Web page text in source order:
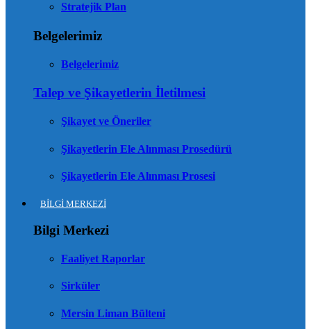
Stratejik Plan
Belgelerimiz
Belgelerimiz
Talep ve Şikayetlerin İletilmesi
Şikayet ve Öneriler
Şikayetlerin Ele Alınması Prosedürü
Şikayetlerin Ele Alınması Prosesi
BİLGİ MERKEZİ
Bilgi Merkezi
Faaliyet Raporlar
Sirküler
Mersin Liman Bülteni